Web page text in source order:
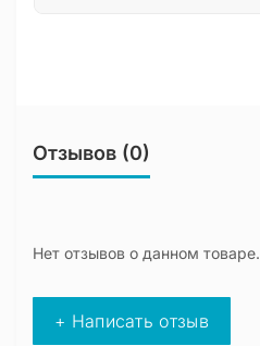
Отзывов (0)
Нет отзывов о данном товаре.
+ Написать отзыв